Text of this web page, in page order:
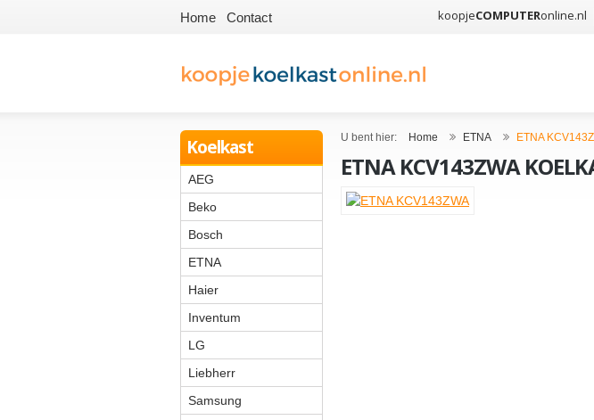
Home Contact koopjeCOMPUTERonline.nl
Koelkast
AEG
Beko
Bosch
ETNA
Haier
Inventum
LG
Liebherr
Samsung
U bent hier: Home ETNA ETNA
ETNA KCV143ZWA